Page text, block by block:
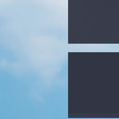
Kültür & Sanat